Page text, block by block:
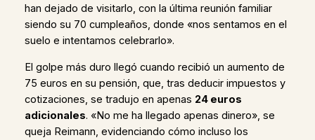
han dejado de visitarlo, con la última reunión familiar
siendo su 70 cumpleaños, donde «nos sentamos en el
suelo e intentamos celebrarlo».
El golpe más duro llegó cuando recibió un aumento de
75 euros en su pensión, que, tras deducir impuestos y
cotizaciones, se tradujo en apenas 24 euros
adicionales. «No me ha llegado apenas dinero», se
queja Reimann, evidenciando cómo incluso los